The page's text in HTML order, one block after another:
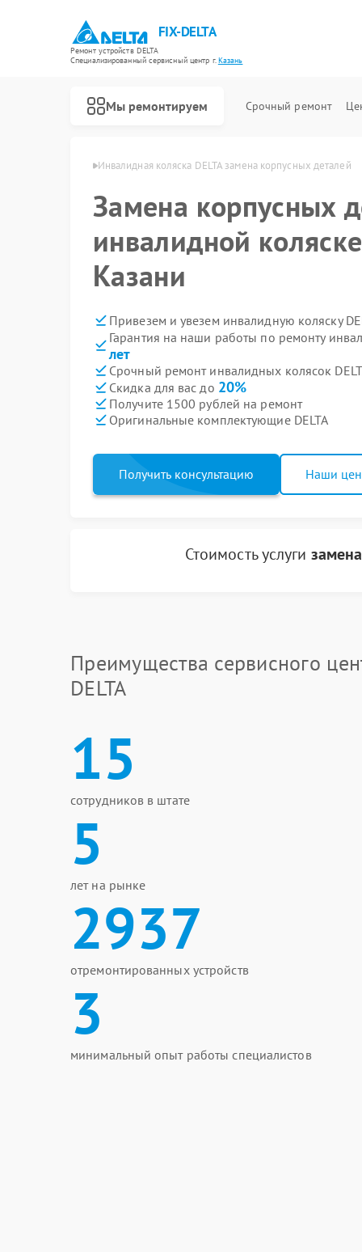
FIX-DELTA
Ремонт устройств DELTA
Специализированный cервисный центр г.Казань
Мы ремонтируем Срочный ремонт
Инвалидная коляска DELTA замена корпусных деталей
Замена корпусных
инвалидной
Казани
Привезем и увезем инвалидную коляску
Гарантия на наши работы по ремонту
лет
Срочный ремонт инвалидных колясок
Скидка для вас до 20%
Получите 1500 рублей на ремонт
Оригинальные комплектующие DELTA
Получить консультацию Наши
Стоимость услуги
Преимущества сервисного
DELTA
15
сотрудников в штате
5
лет на рынке
2937
отремонтированных устройств
3
минимальный опыт работы специалистов